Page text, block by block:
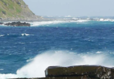
房
台
灣